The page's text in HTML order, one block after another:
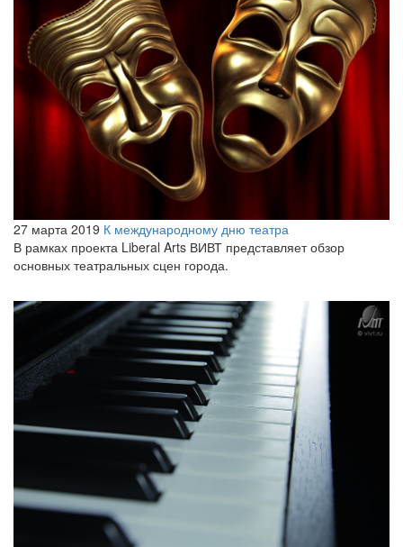
27 марта 2019 К международному дню театра
В рамках проекта Liberal Arts ВИВТ представляет обзор
основных театральных сцен города.